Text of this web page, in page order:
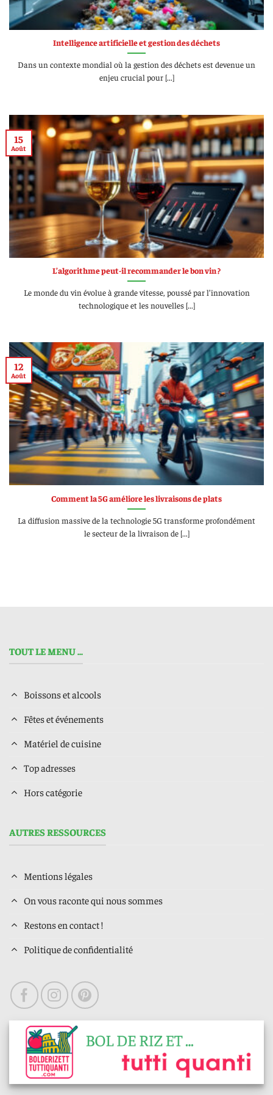
Intelligence artificielle et gestion des déchets
Dans un contexte mondial où la gestion des déchets est devenue un
enjeu crucial pour [...]
L’algorithme peut-il recommander le bon vin ?
Le monde du vin évolue à grande vitesse, poussé par l’innovation
technologique et les nouvelles [...]
15
Août
Comment la 5G améliore les livraisons de plats
La diffusion massive de la technologie 5G transforme profondément
le secteur de la livraison de [...]
12
Août
TOUT LE MENU ...
Boissons et alcools
Fêtes et événements
Matériel de cuisine
Top adresses
Hors catégorie
AUTRES RESSOURCES
Mentions légales
On vous raconte qui nous sommes
Restons en contact !
Politique de confidentialité